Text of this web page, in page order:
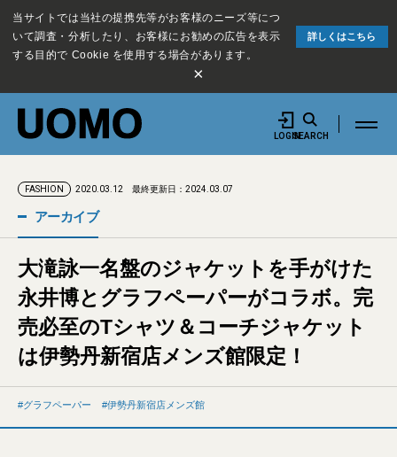
当サイトでは当社の提携先等がお客様のニーズ等につ
いて調査・分析したり、お客様にお勧めの広告を表示
する目的で Cookie を使用する場合があります。
詳しくはこちら
×
LOGINSEARCH
FASHION 2020.03.12 最終更新日：2024.03.07
アーカイブ
大滝詠一名盤のジャケットを手がけた
永井博とグラフペーパーがコラボ。完
売必至のTシャツ＆コーチジャケット
は伊勢丹新宿店メンズ館限定！
グラフペーパー 伊勢丹新宿店メンズ館